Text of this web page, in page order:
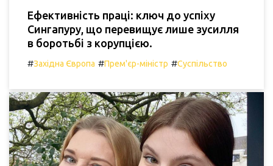
Ефективність праці: ключ до успіху
Сингапуру, що перевищує лише зусилля
в боротьбі з корупцією.
#Західна Європа #Прем'єр-міністр #Суспільство